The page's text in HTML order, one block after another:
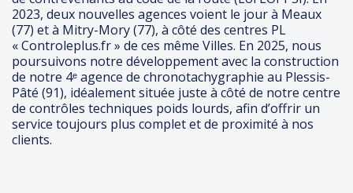
2023, deux nouvelles agences voient le jour à Meaux
(77) et à Mitry-Mory (77), à côté des centres PL
« Controleplus.fr » de ces même Villes. En 2025, nous
poursuivons notre développement avec la construction
de notre 4ᵉ agence de chronotachygraphie au Plessis-
Pâté (91), idéalement située juste à côté de notre centre
de contrôles techniques poids lourds, afin d’offrir un
service toujours plus complet et de proximité à nos
clients.